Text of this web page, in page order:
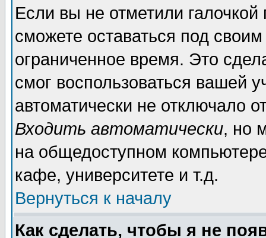
Если вы не отметили галочкой
сможете оставаться под
ограниченное время. Это
смог воспользоваться вашей
автоматически не отключало
Входить автоматически, но
на общедоступном
кафе, университете и т.д.
Вернуться к началу
Как сделать, чтобы я не